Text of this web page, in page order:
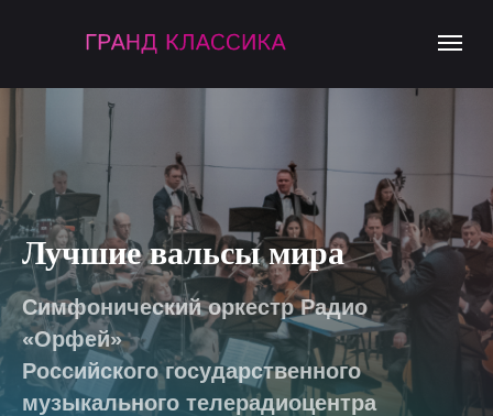
Лучшие вальсы мира
Симфонический оркестр Радио
«Орфей»
Российского государственного
музыкального телерадиоцентра